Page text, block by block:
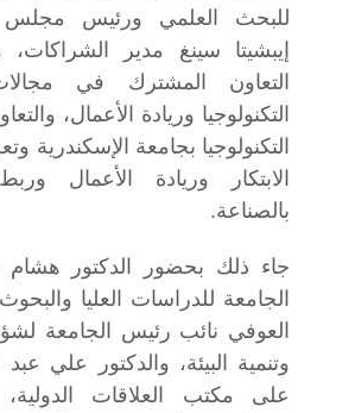
للبحث العلمي ورئيس مجلس
إيبشيتا سينغ مدير
التعاون المشترك في
التكنولوجيا وريادة الأعمال،
التكنولوجيا بجامعة الإسكندرية
الابتكار وريادة الأعمال
بالصناعة.
جاء ذلك بحضور الدكتور هشام
الجامعة للدراسات العليا
العوفي نائب رئيس الجامعة
وتنمية البيئة، والدكتور علي
على مكتب العلاقات الدولية،